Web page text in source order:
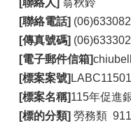
聯絡人]
翁秋鈴
[聯絡電話]
[傳真號碼]
[電子郵件信箱]
[標案案號]
[標案名稱]115年促進
[標的分類] 勞務類